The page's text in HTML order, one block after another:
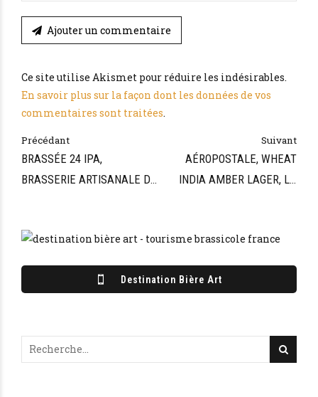
Ajouter un commentaire
Ce site utilise Akismet pour réduire les indésirables.
En savoir plus sur la façon dont les données de vos
commentaires sont traitées.
Précédant
BRASSÉE 24 IPA,
BRASSERIE ARTISANALE DE
Suivant
AÉROPOSTALE, WHEAT
INDIA AMBER LAGER, LA
Destination Bière Art